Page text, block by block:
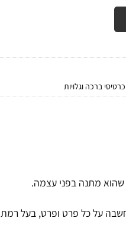
כרטיסי ברכה וגלויות
על כל פרט ופרט, בעל רמת